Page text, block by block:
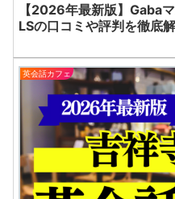
【2026年最新版】Gaba
LSの口コミや評判を徹底
英会話カフェ